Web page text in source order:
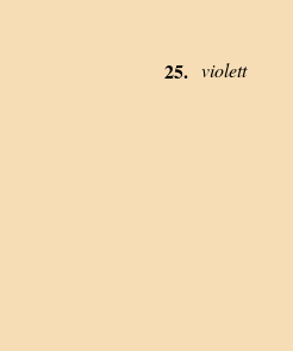
25. violett